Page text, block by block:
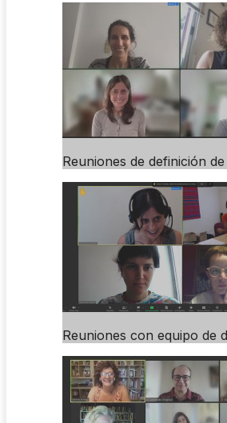
Reuniones de definición
Reuniones con equipo de